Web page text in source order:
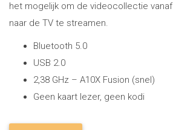
het mogelijk om de videocollectie
naar de TV te streamen.
Bluetooth 5.0
USB 2.0
2,38 GHz – A10X Fusion (snel)
Geen kaart lezer, geen kodi